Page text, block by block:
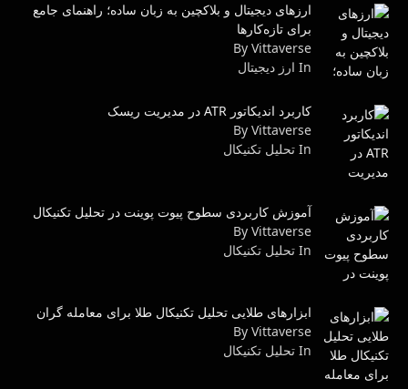
ارزهای دیجیتال و بلاکچین به زبان ساده؛ راهنمای جامع
برای تازه‌کارها
By Vittaverse
In ارز دیجیتال
کاربرد اندیکاتور ATR در مدیریت ریسک
By Vittaverse
In تحليل تكنيكال
آموزش کاربردی سطوح پیوت پوینت در تحلیل تکنیکال
By Vittaverse
In تحليل تكنيكال
ابزارهای طلایی تحلیل تکنیکال طلا برای معامله گران
By Vittaverse
In تحليل تكنيكال